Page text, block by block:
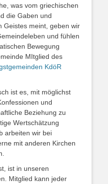
was vom griechischen
die Gaben und
Geistes meint, geben wir
und fühlen
Bewegung
MItglied des
KdöR
ist es, mit möglichst
und
Beziehung zu
Wertschätzung
arbeiten wir bei
mit anderen Kirchen
ist in unseren
Mitglied kann jeder